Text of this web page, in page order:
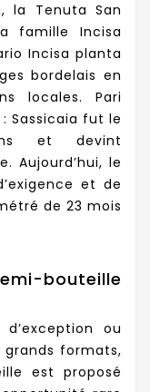
la Tenuta San
famille Incisa
Incisa planta
bordelais en
locales. Pari
Sassicaia fut le
et devint
Aujourd’hui, le
et de
de 23 mois
bouteille
ou
formats,
est proposé